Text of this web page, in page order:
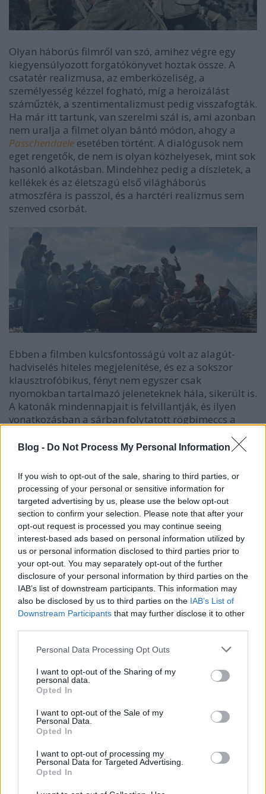
Blog - Do Not Process My Personal Information
If you wish to opt-out of the sale, sharing to third parties, or
processing of your personal or sensitive information for
targeted advertising by us, please use the below opt-out
section to confirm your selection. Please note that after your
opt-out request is processed you may continue seeing
interest-based ads based on personal information utilized by
us or personal information disclosed to third parties prior to
your opt-out. You may separately opt-out of the further
disclosure of your personal information by third parties on the
IAB’s list of downstream participants. This information may
also be disclosed by us to third parties on the IAB’s List of
Downstream Participants that may further disclose it to other
Please note that this website/app uses one or more Google
not limited to your visit or usage behaviour. You may click to
grant or deny consent to Google and its third-party tags to
use your data for below specified purposes in below Google
consent section.
Personal Data Processing Opt Outs
I want to opt-out of the Sharing of my
personal data.
Opted In
I want to opt-out of the Sale of my
Personal Data.
Opted In
I want to opt-out of processing my
Personal Data for Targeted Advertising.
Opted In
Olyan háborús filmről van szó, amihez végre egy
kiegyensúlyozott forgatókönyvet hoztak össze. A
csatatér realizmusa, az emberközeliség, a
személyesség kézzel fogható, míg a heroizálást
száműzték, a szentimentalizmust pedig visszafogták.
Ha már itt tartunk, van szerelmi szál is, ami azonban
nem uralja a filmet olyan bántó módon, ahogy a
Passchendaele esetében történt. A dialógusok nem
eget rengetők, de nem is olyan közhelyesek, mint sok
hasonló alkotásban. Mindehhez pedig a díszletek, a
kellékek és az életszagú első világháborús
atmoszféra is passzol, és a harctéri realizmus sem
szenved csorbát.
Ebben a filmben kulcsfontosságú volt az alagút-
hadviselés hiteles megjelenítése, és ez a sokszor
klausztrofóbikus, fényt nem egyszer csak
nyomokban tartalmazó jeleneteknek hála, sikerült is.
A katonák mindennapjait is felvillantják, és ilyen
vonatkozásban a sárban folytatott rögbimeccs a
német oldal arcát is megmutatják, méghozzá kellő
hogy így kell háborús filmet csinálni.
A filmet egyébként teljes egészében az ausztráliai
Queenslandben vették fel, s a költségvetés durván
kilencmillió dollár volt, vagyis nem túl sok. Végül
több ausztrál filmes díjat is begyűjtött, de ahogy
látom, külföldön nem vívott ki különösebb
ismertséget. Sajnos...